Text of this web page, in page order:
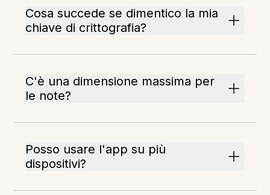
Cosa succede se dimentico la mia
chiave di crittografia?
C'è una dimensione massima per
le note?
Posso usare l'app su più
dispositivi?